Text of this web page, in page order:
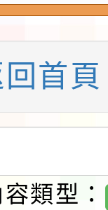
及
對象擴
活動暨
第1學
鐘點教
甄選)
學年
份
度學生
首頁
類型：